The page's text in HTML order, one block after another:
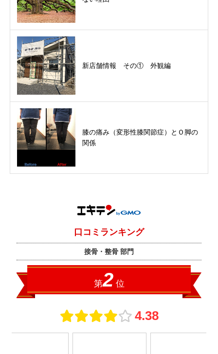
新店舗情報 その① 外観編
膝の痛み（変形性膝関節症）とＯ脚の
関係